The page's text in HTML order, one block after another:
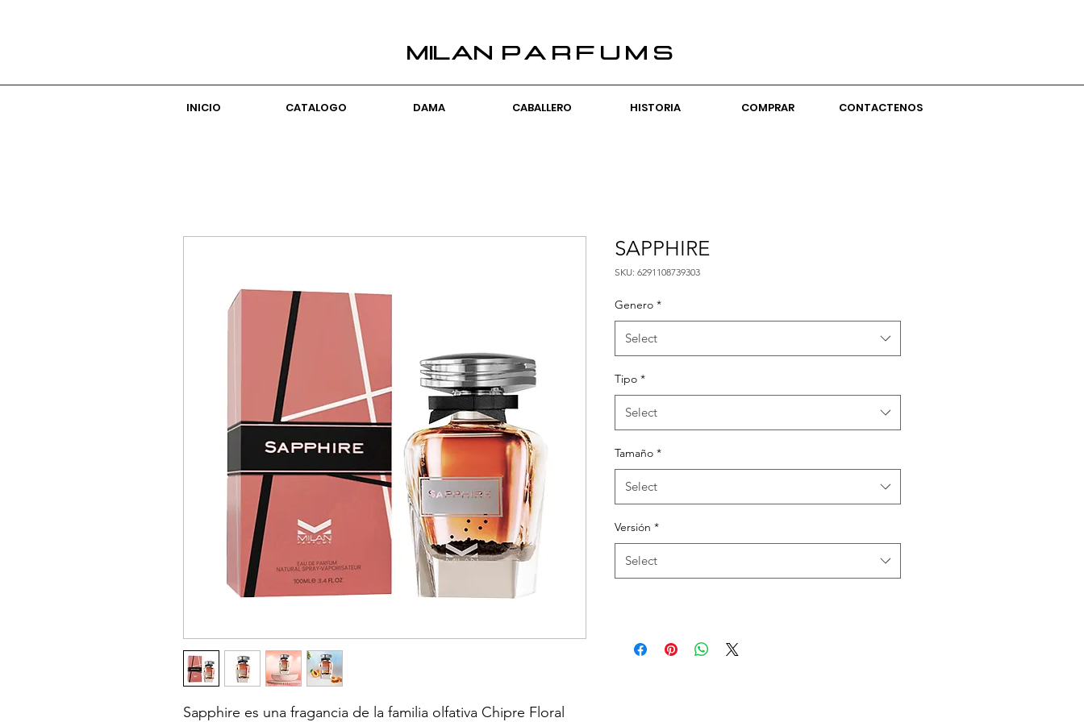
MILAN PARFUMS
INICIO CATALOGO DAMA CABALLERO HISTORIA COMPRAR CONTACTENOS
Sapphire es una fragancia de la familia olfativa Chipre Floral
SAPPHIRE
SKU: 6291108739303
Genero *
Select
Tipo *
Select
Tamaño *
Select
Versión *
Select